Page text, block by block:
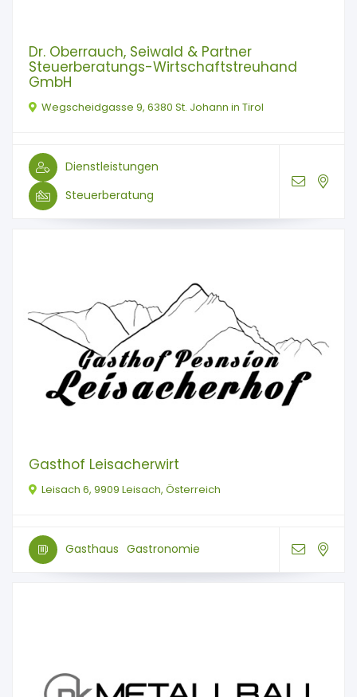
Dr. Oberrauch, Seiwald & Partner
Steuerberatungs-Wirtschaftstreuhand
GmbH
Wegscheidgasse 9, 6380 St. Johann in Tirol
Dienstleistungen
Steuerberatung
Gasthof Leisacherwirt
Leisach 6, 9909 Leisach, Österreich
Gasthaus Gastronomie